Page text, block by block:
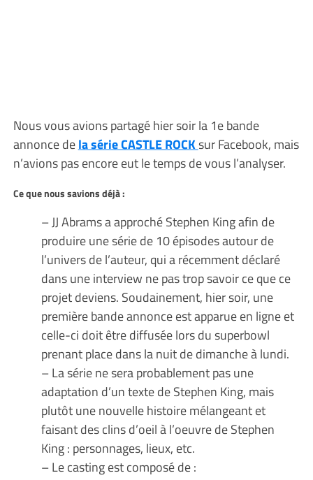
Nous vous avions partagé hier soir la 1e bande
annonce dela série CASTLE ROCKsur Facebook, mais
n’avions pas encore eut le temps de vous l’analyser.
Ce que nous savions déjà :
– JJ Abrams a approché Stephen King afin de
produire une série de 10 épisodes autour de
l’univers de l’auteur, qui a récemment déclaré
dans une interview ne pas trop savoir ce que ce
projet deviens. Soudainement, hier soir, une
première bande annonce est apparue en ligne et
celle-ci doit être diffusée lors du superbowl
prenant place dans la nuit de dimanche à lundi.
– La série ne sera probablement pas une
adaptation d’un texte de Stephen King, mais
plutôt une nouvelle histoire mélangeant et
faisant des clins d’oeil à l’oeuvre de Stephen
King : personnages, lieux, etc.
– Le casting est composé de :